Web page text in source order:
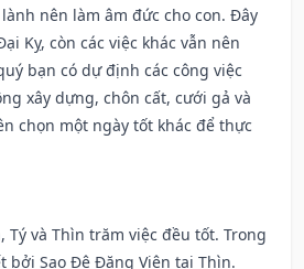
nên làm âm đức cho con. Đây
Kỵ, còn các việc khác vẫn nên
bạn có dự định các công việc
xây dựng, chôn cất, cưới gả và
chọn một ngày tốt khác để thực
Tý và Thìn trăm việc đều tốt. Trong
bởi Sao Đê Đăng Viên tại Thìn.